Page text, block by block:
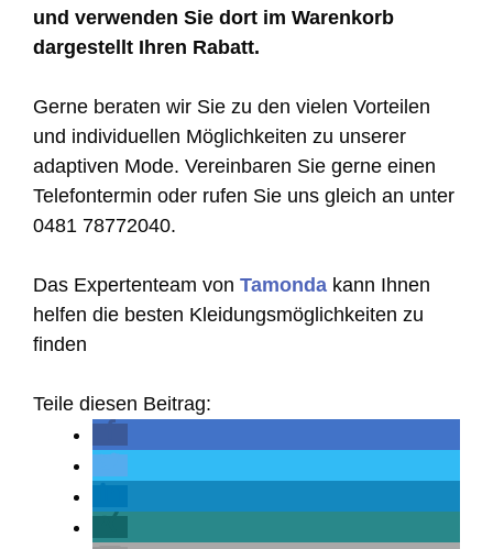
und verwenden Sie dort im Warenkorb
dargestellt Ihren Rabatt.
Gerne beraten wir Sie zu den vielen Vorteilen
und individuellen Möglichkeiten zu unserer
adaptiven Mode. Vereinbaren Sie gerne einen
Telefontermin oder rufen Sie uns gleich an unter
0481 78772040.
Das Expertenteam von Tamonda kann Ihnen
helfen die besten Kleidungsmöglichkeiten zu
finden
Teile diesen Beitrag: